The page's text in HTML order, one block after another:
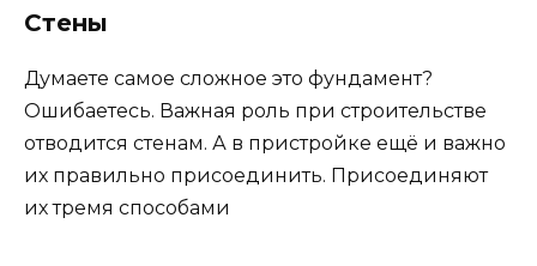
Стены
Думаете самое сложное это фундамент?
Ошибаетесь. Важная роль при строительстве
отводится стенам. А в пристройке ещё и важно
их правильно присоединить. Присоединяют
их тремя способами